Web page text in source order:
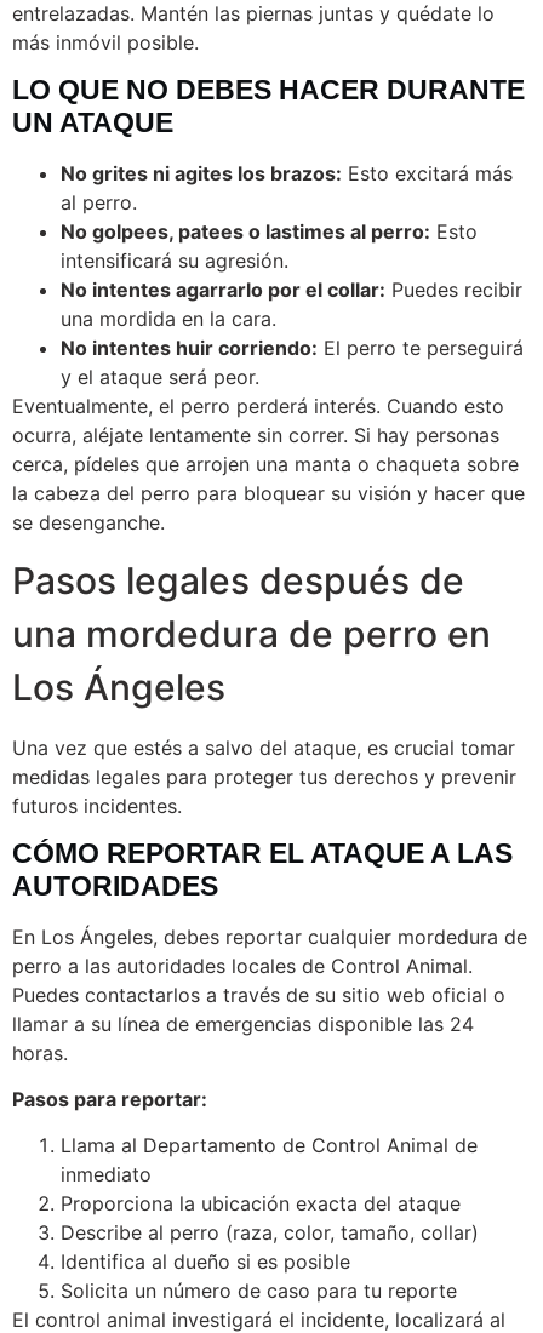
entrelazadas. Mantén las piernas juntas y quédate lo
más inmóvil posible.
LO QUE NO DEBES HACER DURANTE
UN ATAQUE
No grites ni agites los brazos: Esto excitará más
al perro.
No golpees, patees o lastimes al perro: Esto
intensificará su agresión.
No intentes agarrarlo por el collar: Puedes recibir
una mordida en la cara.
No intentes huir corriendo: El perro te perseguirá
y el ataque será peor.
Eventualmente, el perro perderá interés. Cuando esto
ocurra, aléjate lentamente sin correr. Si hay personas
cerca, pídeles que arrojen una manta o chaqueta sobre
la cabeza del perro para bloquear su visión y hacer que
se desenganche.
Pasos legales después de
una mordedura de perro en
Los Ángeles
Una vez que estés a salvo del ataque, es crucial tomar
medidas legales para proteger tus derechos y prevenir
futuros incidentes.
CÓMO REPORTAR EL ATAQUE A LAS
AUTORIDADES
En Los Ángeles, debes reportar cualquier mordedura de
perro a las autoridades locales de Control Animal.
Puedes contactarlos a través de su sitio web oficial o
llamar a su línea de emergencias disponible las 24
horas.
Pasos para reportar:
Llama al Departamento de Control Animal de
inmediato
Proporciona la ubicación exacta del ataque
Describe al perro (raza, color, tamaño, collar)
Identifica al dueño si es posible
Solicita un número de caso para tu reporte
El control animal investigará el incidente, localizará al